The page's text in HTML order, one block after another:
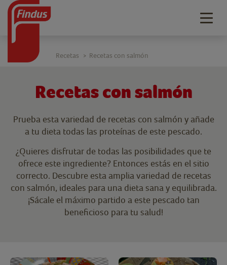
Recetas con salmón
Prueba esta variedad de recetas con salmón y añade
a tu dieta todas las proteínas de este pescado.
¿Quieres disfrutar de todas las posibilidades que te
ofrece este ingrediente? Entonces estás en el sitio
correcto. Descubre esta amplia variedad de recetas
con salmón, ideales para una dieta sana y equilibrada.
¡Sácale el máximo partido a este pescado tan
beneficioso para tu salud!
Recetas > Recetas con salmón